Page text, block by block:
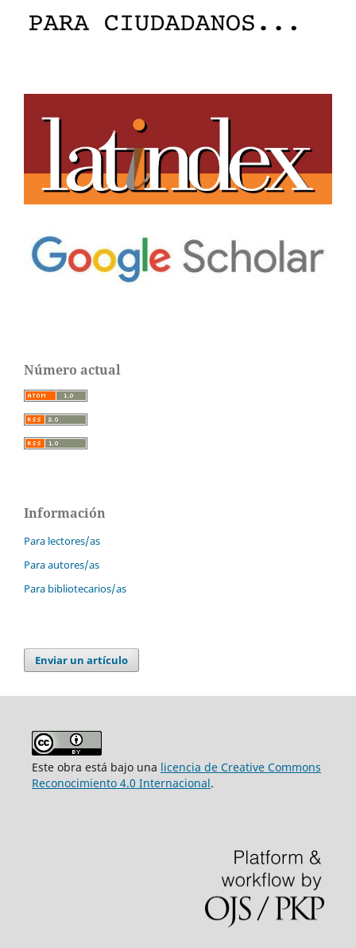
Número actual
Información
Para lectores/as
Para autores/as
Para bibliotecarios/as
Enviar un artículo
Este obra está bajo una licencia de Creative Commons
Reconocimiento 4.0 Internacional.